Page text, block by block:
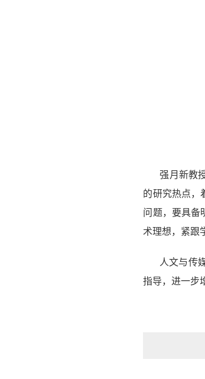
强月新教
的研究热点，
问题，要具备
术理想，紧跟
人文与传
指导，进一步